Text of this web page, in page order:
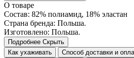
О товаре
Состав: 82% полиамид, 18% эластан
Страна бренда: Польша.
Изготовлено: Польша.
Подробнее Скрыть
Как ухаживать
Способ доставки и